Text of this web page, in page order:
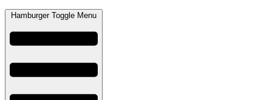
Hamburger Toggle Menu